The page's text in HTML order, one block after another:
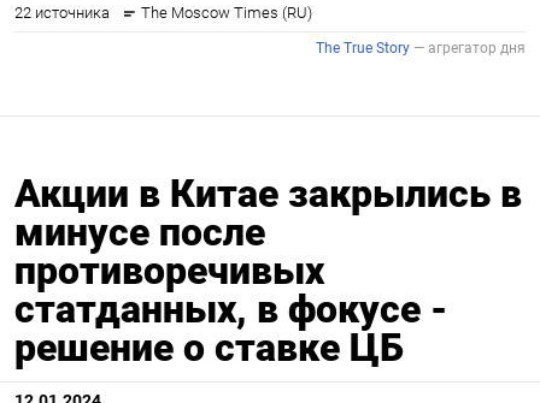
Акции в Китае закрылись в
минусе после
противоречивых
статданных, в фокусе -
решение о ставке ЦБ